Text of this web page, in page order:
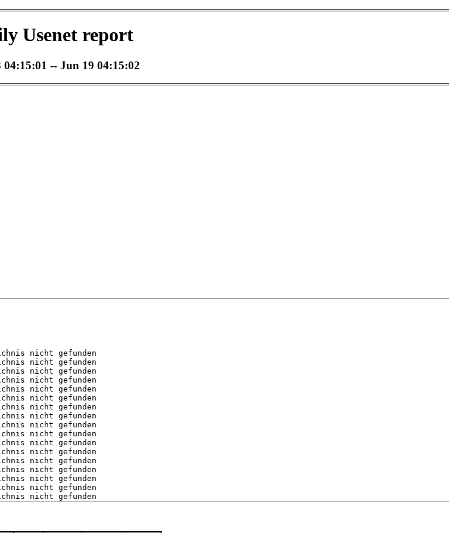
Usenet report
04:15:01 -- Jun 19 04:15:02
nicht gefunden
nicht gefunden
nicht gefunden
nicht gefunden
nicht gefunden
nicht gefunden
nicht gefunden
nicht gefunden
nicht gefunden
nicht gefunden
nicht gefunden
nicht gefunden
nicht gefunden
nicht gefunden
nicht gefunden
nicht gefunden
nicht gefunden